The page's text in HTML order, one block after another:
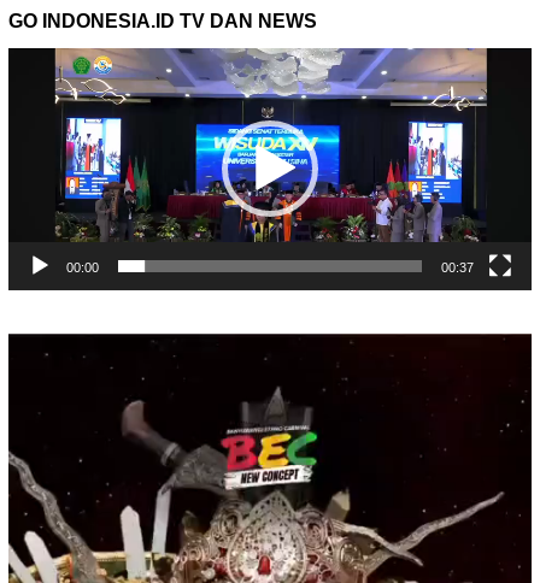
GO INDONESIA.ID TV DAN NEWS
Pemutar
00:00 00:37